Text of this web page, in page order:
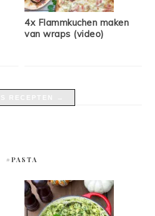
4x Flammkuchen maken
van wraps (video)
#PASTA